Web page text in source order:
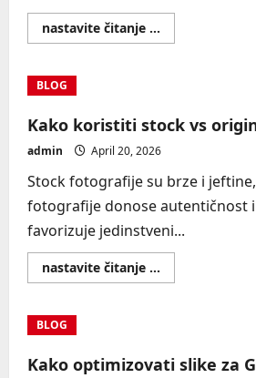
nastavite čitanje ...
more
kako
izabrati
BLOG
Kako koristiti stock vs
admin April 20, 2026
Stock fotografije su brze i
fotografije donose autentičnost i
favorizuje jedinstveni...
nastavite čitanje ...
more
original
fotografije
BLOG
Kako optimizovati slike za